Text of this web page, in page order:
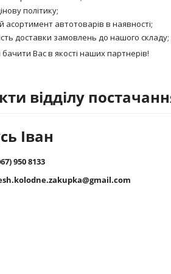
політику;
автотоварів в наявності;
доставки замовлень до нашого складу;
Вас в якості наших партнерів!
відділу
Іван
950 8133